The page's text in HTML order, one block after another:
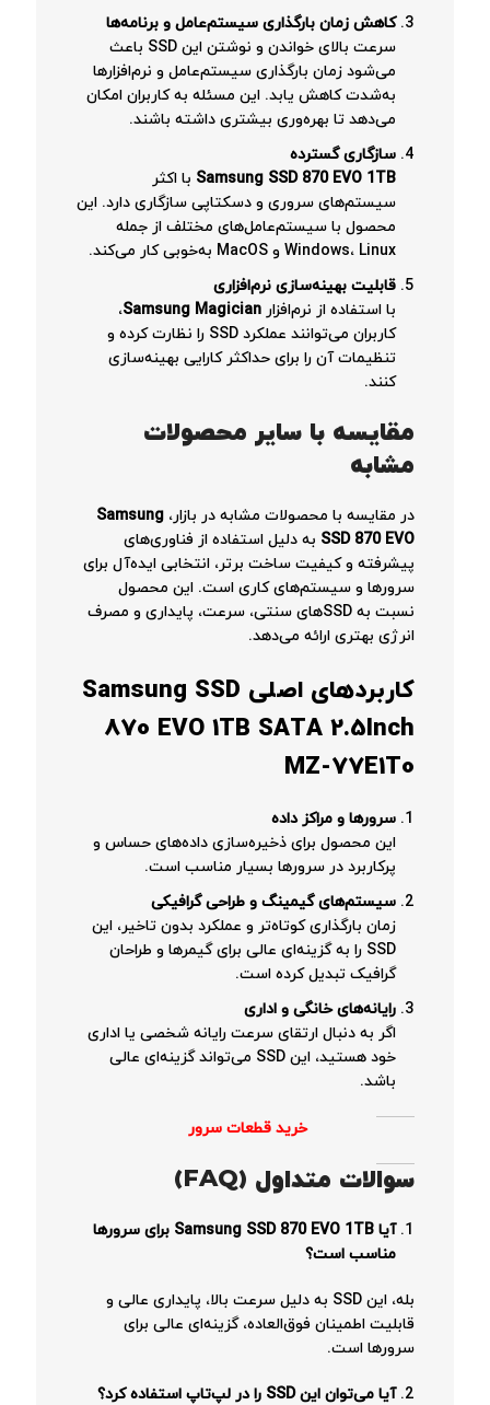
کاهش زمان بارگذاری سیستم‌عامل و برنامه‌ها
سرعت بالای خواندن و نوشتن این SSD باعث
می‌شود زمان بارگذاری سیستم‌عامل و نرم‌افزارها
به‌شدت کاهش یابد. این مسئله به کاربران امکان
می‌دهد تا بهره‌وری بیشتری داشته باشند.
سازگاری گسترده
Samsung SSD 870 EVO 1TB با اکثر
سیستم‌های سروری و دسکتاپی سازگاری دارد. این
محصول با سیستم‌عامل‌های مختلف از جمله
Windows، Linux و MacOS به‌خوبی کار می‌کند.
قابلیت بهینه‌سازی نرم‌افزاری
با استفاده از نرم‌افزار Samsung Magician،
کاربران می‌توانند عملکرد SSD را نظارت کرده و
تنظیمات آن را برای حداکثر کارایی بهینه‌سازی
کنند.
مقایسه با سایر محصولات
مشابه
در مقایسه با محصولات مشابه در بازار، Samsung
SSD 870 EVO به دلیل استفاده از فناوری‌های
پیشرفته و کیفیت ساخت برتر، انتخابی ایده‌آل برای
سرورها و سیستم‌های کاری است. این محصول
نسبت به SSD‌های سنتی، سرعت، پایداری و مصرف
انرژی بهتری ارائه می‌دهد.
کاربردهای اصلی Samsung SSD
870 EVO 1TB SATA 2.5Inch
MZ-77E1T0
سرورها و مراکز داده
این محصول برای ذخیره‌سازی داده‌های حساس و
پرکاربرد در سرورها بسیار مناسب است.
سیستم‌های گیمینگ و طراحی گرافیکی
زمان بارگذاری کوتاه‌تر و عملکرد بدون تاخیر، این
SSD را به گزینه‌ای عالی برای گیمرها و طراحان
گرافیک تبدیل کرده است.
رایانه‌های خانگی و اداری
اگر به دنبال ارتقای سرعت رایانه شخصی یا اداری
خود هستید، این SSD می‌تواند گزینه‌ای عالی
باشد.
خرید قطعات سرور
سوالات متداول (FAQ)
آیا
برای سرورها
مناسب است؟
بله، این SSD به دلیل سرعت بالا، پایداری عالی و
قابلیت اطمینان فوق‌العاده، گزینه‌ای عالی برای
سرورها است.
آیا می‌توان اینSSD را در لپ‌تاپ استفاده کرد؟